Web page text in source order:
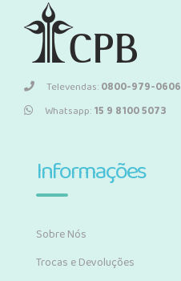
Televendas:0800-979-0606
Whatsapp:15 9 8100 5073
Informações
Sobre Nós
Trocas e Devoluções